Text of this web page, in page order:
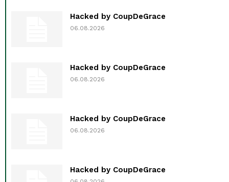
Hacked by CoupDeGrace
06.08.2026
Hacked by CoupDeGrace
06.08.2026
Hacked by CoupDeGrace
06.08.2026
Hacked by CoupDeGrace